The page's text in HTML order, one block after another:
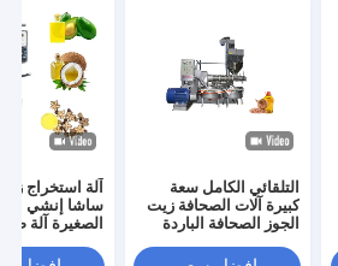
التلقائي الكامل سعة
كبيرة آلات الصحافة زيت
الجوز الصحافة الباردة
آلة استخراج
ساشا إنشي
الصغيرة آلة